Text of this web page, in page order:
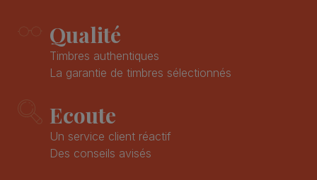
Qualité
Timbres authentiques
La garantie de timbres sélectionnés
Ecoute
Un service client réactif
Des conseils avisés